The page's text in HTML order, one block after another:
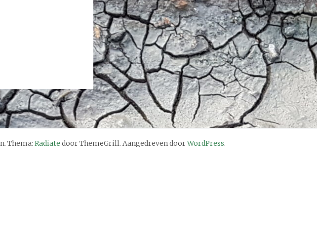
Thema: Radiate door ThemeGrill. Aangedreven doorWordPress.